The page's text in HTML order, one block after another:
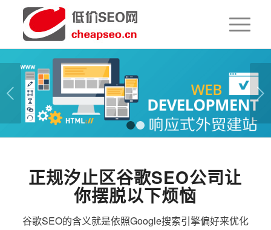
下一页
1 2
正规汐止区谷歌SEO公司让
你摆脱以下烦恼
谷歌SEO的含义就是依照Google搜索引擎偏好来优化